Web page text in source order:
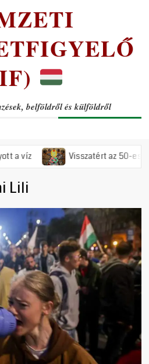
belföldről és külföldről
Visszatért az 50-es évek
Lili